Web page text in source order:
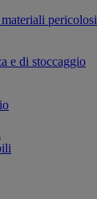
pericolosi
e di stoccaggio